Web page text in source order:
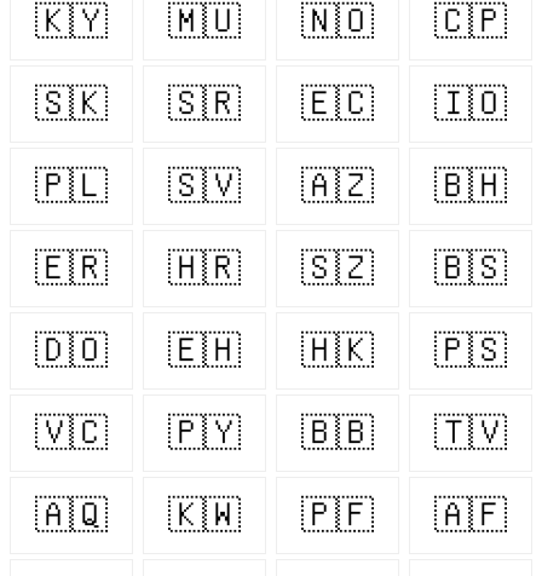
🇰🇾 🇲🇺 🇳🇴 🇨🇵
🇸🇰 🇸🇷 🇪🇨 🇮🇴
🇵🇱 🇸🇻 🇦🇿 🇧🇭
🇪🇷 🇭🇷 🇸🇿 🇧🇸
🇩🇴 🇪🇭 🇭🇰 🇵🇸
🇻🇨 🇵🇾 🇧🇧 🇹🇻
🇦🇶 🇰🇼 🇵🇫 🇦🇫